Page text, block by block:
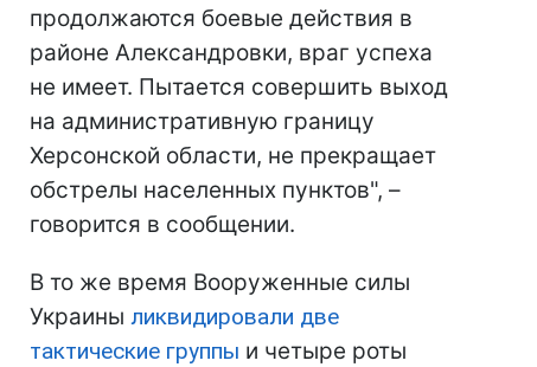
продолжаются боевые действия в
районе Александровки, враг успеха
не имеет. Пытается совершить выход
на административную границу
Херсонской области, не прекращает
обстрелы населенных пунктов", –
говорится в сообщении.
В то же время Вооруженные силы
Украины ликвидировали две
тактические группы и четыре роты